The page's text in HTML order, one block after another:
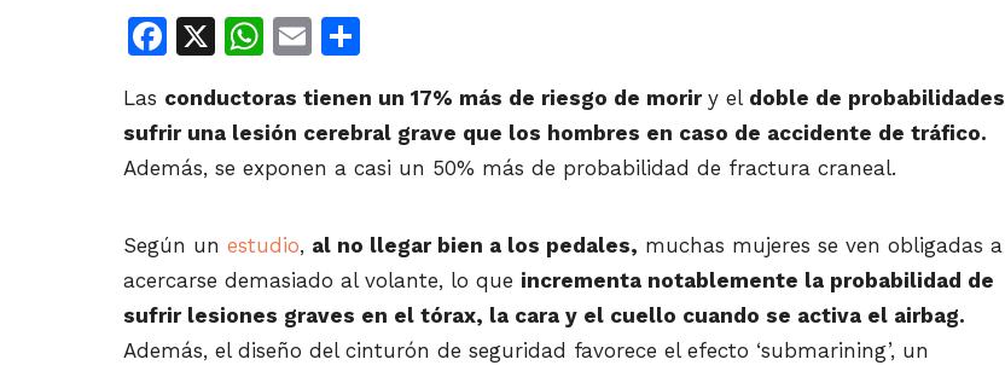
Facebook
X WhatsApp
Email
Las conductoras tienen un 17% más de riesgo de morir y el doble de
sufrir una lesión cerebral grave que los hombres en caso de accidente de tráfico.
Además, se exponen a casi un 50% más de probabilidad de fractura craneal.
Según un estudio, al no llegar bien a los pedales, muchas mujeres se ven obligadas a
acercarse demasiado al volante, lo que incrementa notablemente la probabilidad de
sufrir lesiones graves en el tórax, la cara y el cuello cuando se activa el airbag.
Además, el diseño del cinturón de seguridad favorece el efecto ‘submarining’, un